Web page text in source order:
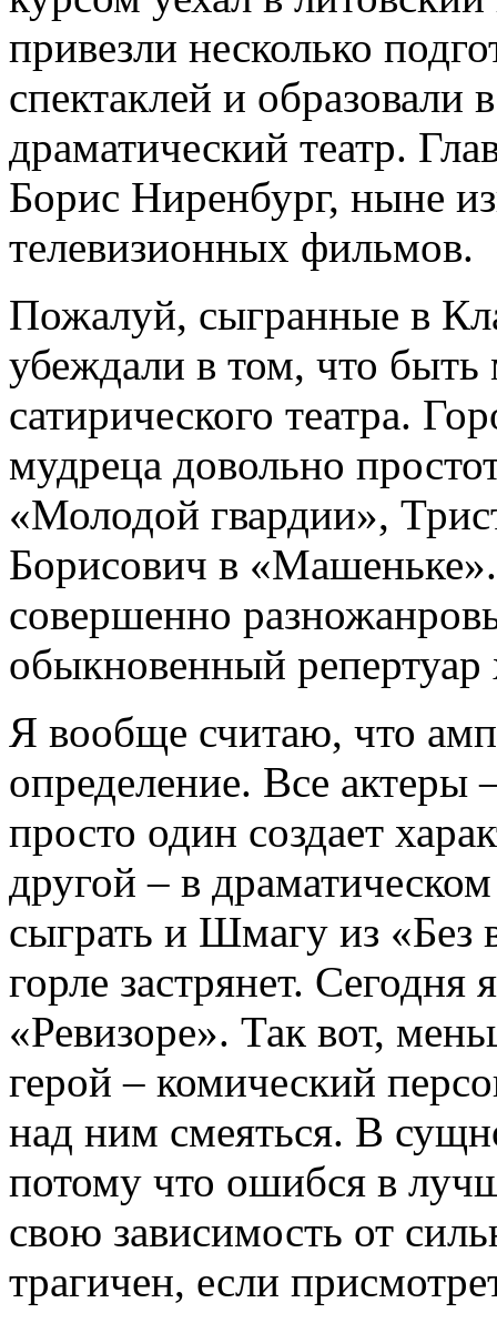
привезли несколько
спектаклей и образовали
драматический театр.
Борис Ниренбург, ныне
телевизионных фильмов.
Пожалуй, сыгранные в
убеждали в том, что
сатирического театра.
мудреца довольно
«Молодой гвардии»,
Борисович в
совершенно
обыкновенный репертуар
Я вообще считаю, что
определение. Все актеры
просто один создает
другой – в
сыграть и Шмагу из «Без
горле застрянет.
«Ревизоре». Так вот,
герой – комический
над ним смеяться. В
потому что ошибся в
свою зависимость от
трагичен, если